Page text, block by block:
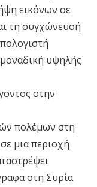
εικόνων σε
τη συγχώνευσή
υψηλής
στην
πολέμων στη
μια περιοχή
στη Συρία